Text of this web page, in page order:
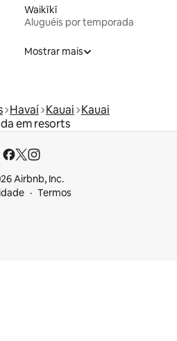
Waikīkī
Aluguéis por temporada
Mostrar mais
Havaí Kauai Kauai
em resorts
Airbnb, Inc.
Termos